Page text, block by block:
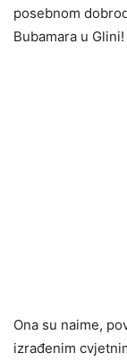
posebnom
Bubamara u Glini!
Ona su naime,
izrađenim